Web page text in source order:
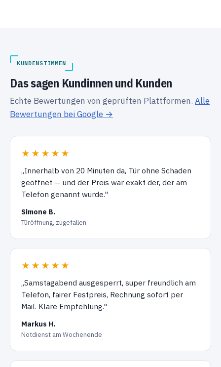
KUNDENSTIMMEN
Das sagen Kundinnen und Kunden
Echte Bewertungen von geprüften Plattformen. Alle
Bewertungen bei Google →
★★★★★
„Innerhalb von 20 Minuten da, Tür ohne Schaden
geöffnet — und der Preis war exakt der, der am
Telefon genannt wurde."
Simone B.
Türöffnung, zugefallen
★★★★★
„Samstagabend ausgesperrt, super freundlich am
Telefon, fairer Festpreis, Rechnung sofort per
Mail. Klare Empfehlung."
Markus H.
Notdienst am Wochenende